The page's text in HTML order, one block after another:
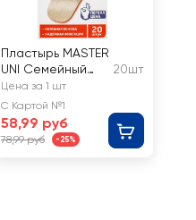
Пластырь MASTER
UNI Семейный
бактерицидный,
нетканый
7,2х1,9см
20шт
Цена за 1 шт
С Картой №1
58,99 руб
78,99 руб -25%